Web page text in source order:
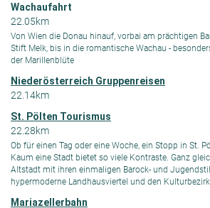
Wachaufahrt
22.05km
Von Wien die Donau hinauf, vorbai am prächtigen
Stift Melk, bis in die romantische Wachau -
der Marillenblüte
Niederösterreich Gruppenreisen
22.14km
St. Pölten Tourismus
22.28km
Ob für einen Tag oder eine Woche, ein Stopp in St.
Kaum eine Stadt bietet so viele Kontraste. Ganz
Altstadt mit ihren einmaligen Barock- und
hypermoderne Landhausviertel und den Kulturbezirk
Mariazellerbahn